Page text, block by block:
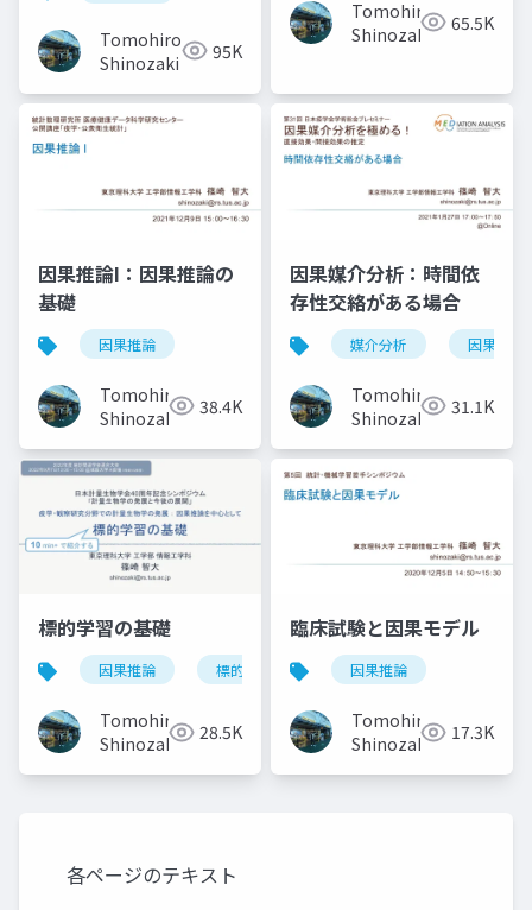
Tomohiro
Shinozaki
95K
Tomohiro
Shinozaki
65.5K
因果推論I：因果推論の
基礎
因果推論
Tomohiro
Shinozaki
38.4K
因果媒介分析：時間依
存性交絡がある場合
媒介分析 因果推論
Tomohiro
Shinozaki
31.1K
標的学習の基礎
因果推論 標的学習
Tomohiro
Shinozaki
28.5K
臨床試験と因果モデル
因果推論
Tomohiro
Shinozaki
17.3K
各ページのテキスト